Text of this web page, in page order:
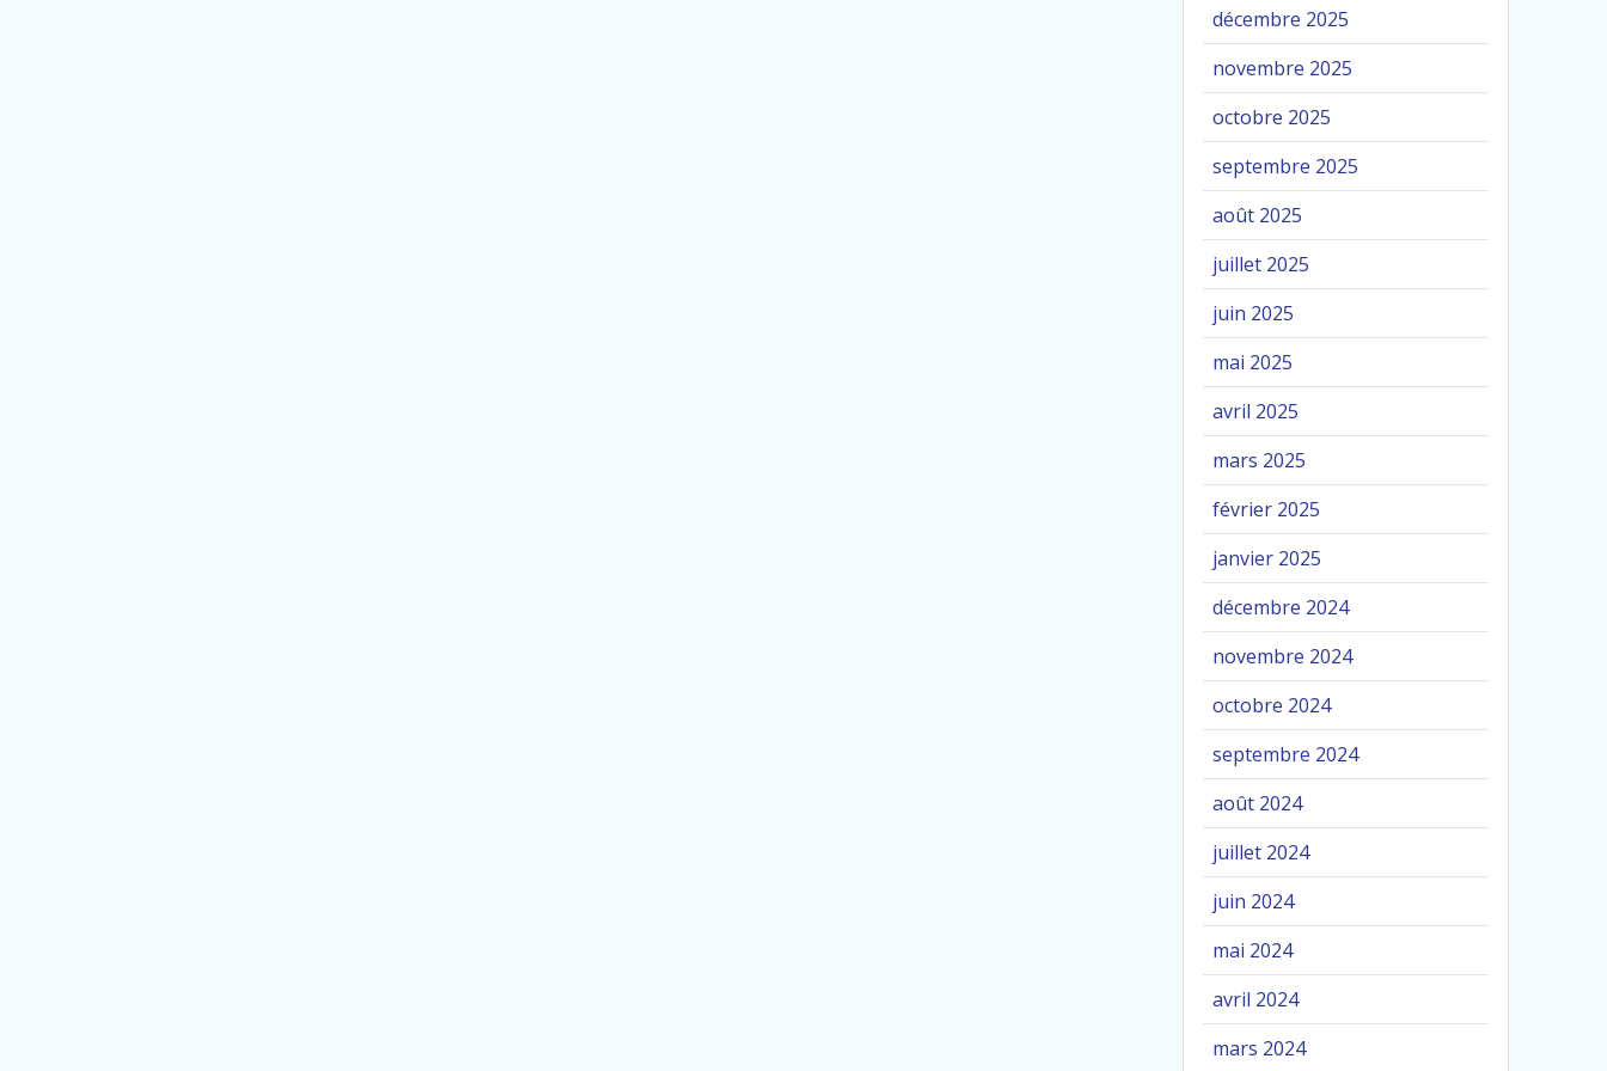
décembre 2025
novembre 2025
octobre 2025
septembre 2025
août 2025
juillet 2025
juin 2025
mai 2025
avril 2025
mars 2025
février 2025
janvier 2025
décembre 2024
novembre 2024
octobre 2024
septembre 2024
août 2024
juillet 2024
juin 2024
mai 2024
avril 2024
mars 2024